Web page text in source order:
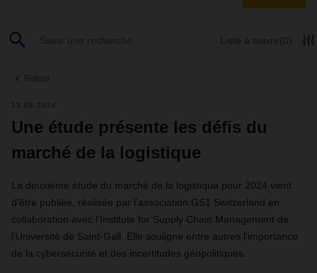
Liste à suivre(0)
Retour
13.08.2024
Une étude présente les défis du
marché de la logistique
La deuxième étude du marché de la logistique pour 2024 vient
d'être publiée, réalisée par l'association GS1 Switzerland en
collaboration avec l'Institute for Supply Chain Management de
l'Université de Saint-Gall. Elle souligne entre autres l'importance
de la cybersécurité et des incertitudes géopolitiques.